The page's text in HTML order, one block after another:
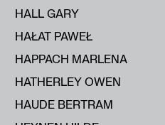
HALL GARY
HAŁAT PAWEŁ
HAPPACH MARLENA
HATHERLEY OWEN
HAUDE BERTRAM